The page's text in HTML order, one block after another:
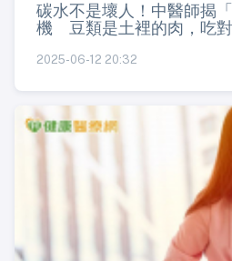
碳水不是壞人！中醫師揭
機 豆類是土裡的肉，吃
2025-06-12 20:32